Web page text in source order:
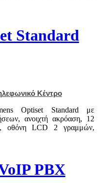
Standard
Κέντρο
Optiset Standard με
ανοιχτή ακρόαση, 12
οθόνη LCD 2 γραμμών,
PBX